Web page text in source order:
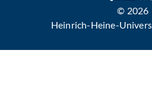
© 2026
Heinrich-Heine-